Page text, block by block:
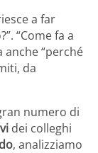
a far
“Come fa a
“perché
da
numero di
dei colleghi
, analizziamo